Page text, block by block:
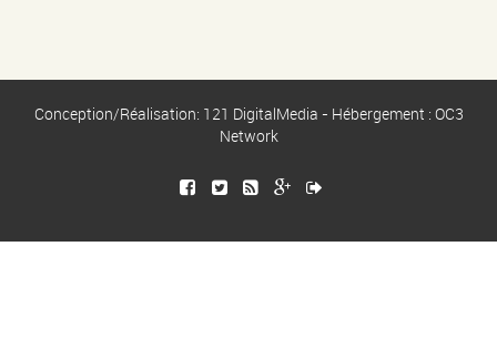
Conception/Réalisation: 121 DigitalMedia - Hébergement : OC3
Network